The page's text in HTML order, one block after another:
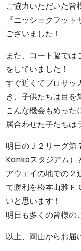
ご協力いただいた皆
『ニッショクフッ
ございました！
また、コート脇では
をしていました！
すぐ近くでプロサッ
き、子供たちは目を
こんな機会もめった
居合わせた子たちは
明日のＪ２リーグ第
Kankoスタジアム）
アウェイの地での２
て勝利を松本山雅Ｆ
いと思います！
明日も多くの皆様の
以上、岡山からお届